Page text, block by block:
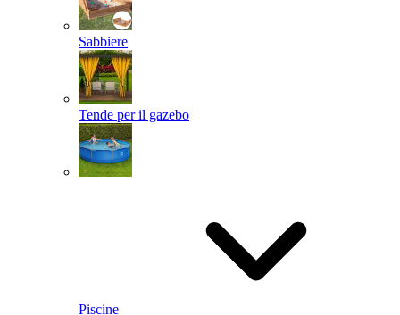
Sabbiere
Tende per il gazebo
Piscine